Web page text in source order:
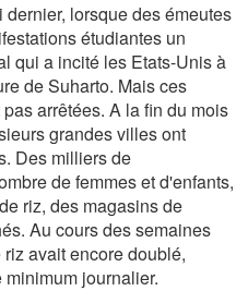
lorsque des émeutes
étudiantes un
qui a incité les Etats-Unis à
de Suharto. Mais ces
arrêtées. A la fin du mois
grandes villes ont
Des milliers de
de femmes et d'enfants,
riz, des magasins de
Au cours des semaines
avait encore doublé,
journalier.